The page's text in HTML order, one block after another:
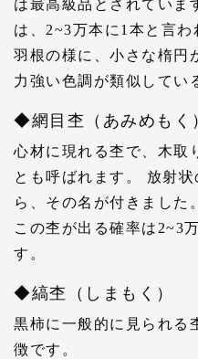
は最高級品とされていま
は、2~3万本に1本と言
羽根の様に、小さな楕円
力強い色調が類似してい
◆網目杢（あみめもく
心材に現れる杢で、木取
とも呼ばれます。 放射
ら、その名が付きました
この杢が出る確率は2~3
す。
◆縞杢（しまもく）
黒柿に一般的に見られる
徴です。